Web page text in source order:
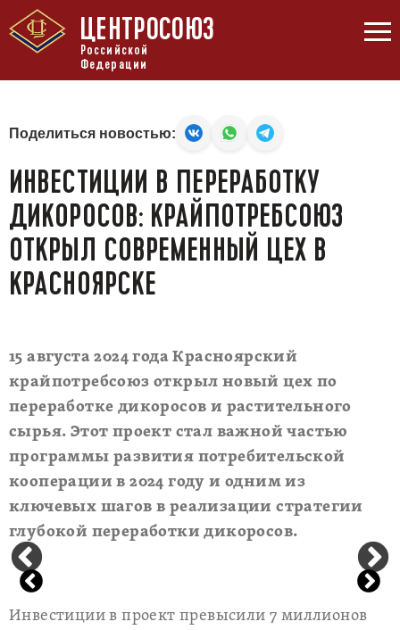
ЦЕНТРОСОЮЗ
Российской
Федерации
Поделиться новостью:
ИНВЕСТИЦИИ В ПЕРЕРАБОТКУ
ДИКОРОСОВ: КРАЙПОТРЕБСОЮЗ
ОТКРЫЛ СОВРЕМЕННЫЙ ЦЕХ В
КРАСНОЯРСКЕ
15 августа 2024 года Красноярский
крайпотребсоюз открыл новый цех по
переработке дикоросов и растительного
сырья. Этот проект стал важной частью
программы развития потребительской
кооперации в 2024 году и одним из
ключевых шагов в реализации стратегии
глубокой переработки дикоросов.
Инвестиции в проект превысили 7 миллионов